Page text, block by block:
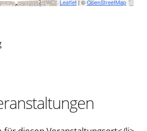
Leaflet| ©OpenStreetMap